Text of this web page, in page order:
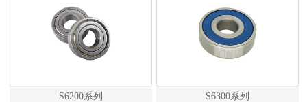
S6200系列 S6300系列